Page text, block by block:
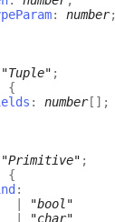
: number;
"Tuple" ;
{
: number[] ;
"Primitive" ;
{
:
"bool"
"char"